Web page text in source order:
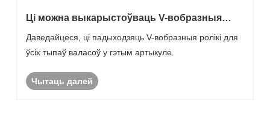
Ці можна выкарыстоўваць V-вобразныя
Даведайцеся, ці падыходзяць V-вобразныя ролікі для
ўсіх тыпаў валасоў у гэтым артыкуле.
Чытаць далей